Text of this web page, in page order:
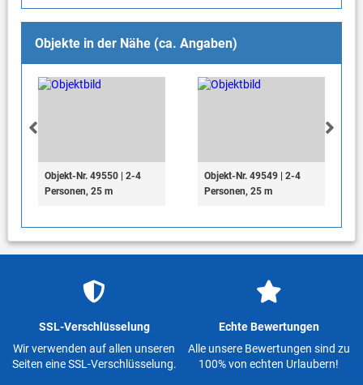
Objekte in der Nähe (ca. Angaben)
Objekt-Nr. 49550 | 2-4
Personen, 25 m
Objekt-Nr. 49549 | 2-4
Personen, 25 m
SSL-Verschlüsselung
Wir verwenden auf allen unseren
Seiten eine SSL-Verschlüsselung.
Echte Bewertungen
Alle unsere Bewertungen sind zu
100% von echten Urlaubern!